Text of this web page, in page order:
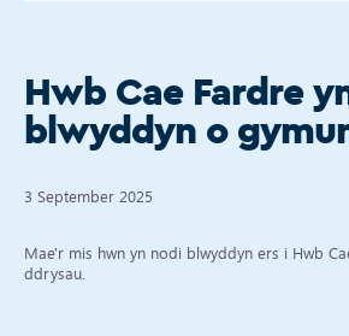
Hwb Cae Fardre
blwyddyn o
3 September 2025
Mae'r mis hwn yn nodi blwyddyn ers i Hwb
ddrysau.